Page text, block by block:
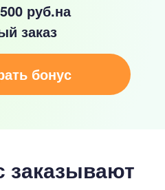
руб.на
заказ
бонус
заказывают